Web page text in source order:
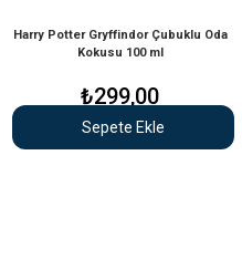
Harry Potter Gryffindor Çubuklu Oda
Kokusu 100 ml
₺299,00
Sepete Ekle